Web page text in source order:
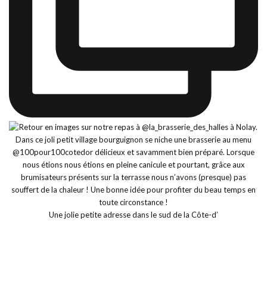
Une jolie petite adresse dans le sud de la Côte-d’